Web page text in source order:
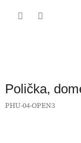
Polička,
PHU-04-OPEN3